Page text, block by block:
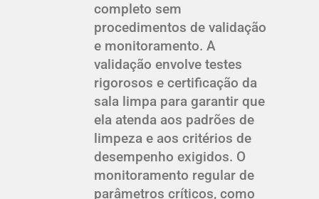
completo sem
procedimentos de validação
e monitoramento. A
validação envolve testes
rigorosos e certificação da
sala limpa para garantir que
ela atenda aos padrões de
limpeza e aos critérios de
desempenho exigidos. O
monitoramento regular de
parâmetros críticos, como